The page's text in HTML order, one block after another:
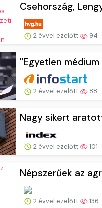
Csehország,
2 évvel ezelőtt 94
"Egyetlen
2 évvel ezelőtt 88
Nagy sikert
2 évvel ezelőtt 101
Népszerűek az
2 évvel ezelőtt 136